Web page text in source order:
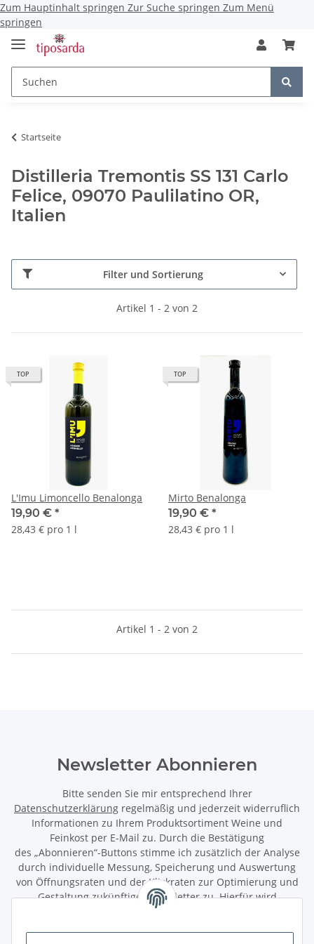
Zum Hauptinhalt springen Zur Suche springen Zum Menü
springen
Startseite
Distilleria Tremontis SS 131 Carlo
Felice, 09070 Paulilatino OR,
Italien
Filter und Sortierung
Artikel 1 - 2 von 2
TOP
L'Imu Limoncello Benalonga
19,90 € *
28,43 € pro 1 l
TOP
Mirto Benalonga
19,90 € *
28,43 € pro 1 l
Artikel 1 - 2 von 2
Newsletter Abonnieren
Bitte senden Sie mir entsprechend Ihrer
Datenschutzerklärung regelmäßig und jederzeit widerruflich
Informationen zu Ihrem Produktsortiment Weine und
Feinkost per E-Mail zu. Durch die Bestätigung
des „Abonnieren“-Buttons stimme ich zusätzlich der Analyse
durch individuelle Messung, Speicherung und Auswertung
von Öffnungsraten und der Klickraten zur Optimierung und
Gestaltung zukünftiger Newsletter zu. Hierfür wird
das Nutzungsverhalten in pseudonymisierter Form